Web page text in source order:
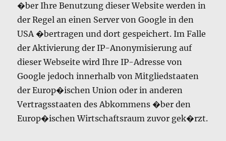
�ber Ihre Benutzung dieser Website werden in
der Regel an einen Server von Google in den
USA �bertragen und dort gespeichert. Im Falle
der Aktivierung der IP-Anonymisierung auf
dieser Webseite wird Ihre IP-Adresse von
Google jedoch innerhalb von Mitgliedstaaten
der Europ�ischen Union oder in anderen
Vertragsstaaten des Abkommens �ber den
Europ�ischen Wirtschaftsraum zuvor gek�rzt.